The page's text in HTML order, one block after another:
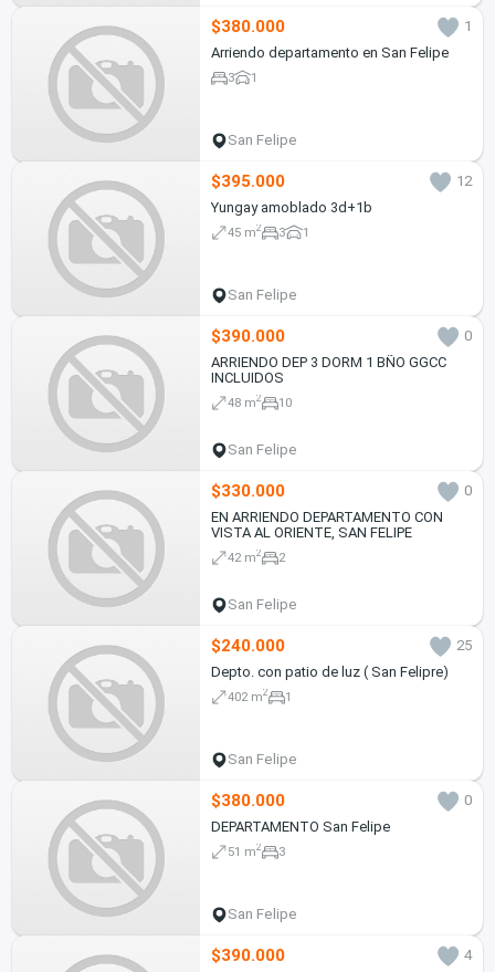
$380.000
1
Arriendo departamento en San Felipe
3 1
San Felipe
$395.000
12
Yungay amoblado 3d+1b
45 m2 3 1
San Felipe
$390.000
0
ARRIENDO DEP 3 DORM 1 BÑO GGCC
INCLUIDOS
48 m2 10
San Felipe
$330.000
0
EN ARRIENDO DEPARTAMENTO CON
VISTA AL ORIENTE, SAN FELIPE
42 m2 2
San Felipe
$240.000
25
Depto. con patio de luz ( San Felipre)
402 m2 1
San Felipe
$380.000
0
DEPARTAMENTO San Felipe
51 m2 3
San Felipe
$390.000
4